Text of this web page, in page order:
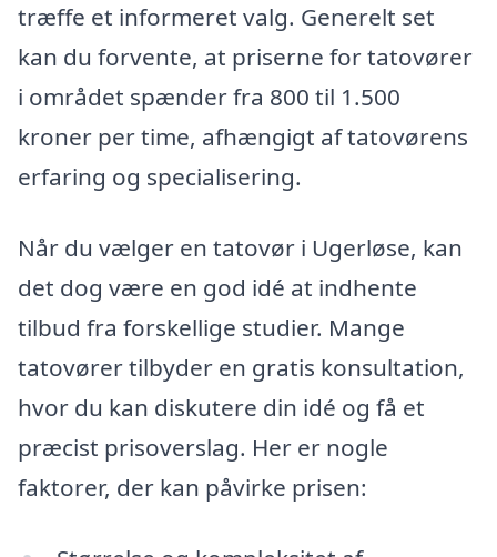
træffe et informeret valg. Generelt set
kan du forvente, at priserne for tatovører
i området spænder fra 800 til 1.500
kroner per time, afhængigt af tatovørens
erfaring og specialisering.
Når du vælger en tatovør i Ugerløse, kan
det dog være en god idé at indhente
tilbud fra forskellige studier. Mange
tatovører tilbyder en gratis konsultation,
hvor du kan diskutere din idé og få et
præcist prisoverslag. Her er nogle
faktorer, der kan påvirke prisen: